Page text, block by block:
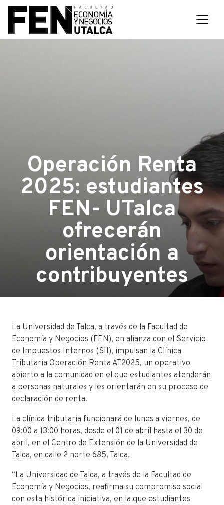
Operación Renta
2025: estudiantes
FEN- UTalca
ofrecerán
orientación a
contribuyentes
La Universidad de Talca, a través de la Facultad de
Economía y Negocios (FEN), en alianza con el Servicio
de Impuestos Internos (SII), impulsan la Clínica
Tributaria Operación Renta AT2025, un operativo
abierto a la comunidad en el que estudiantes atenderán
a personas naturales y les orientarán en su proceso de
declaración de renta.
La clínica tributaria funcionará de lunes a viernes, de
09:00 a 13:00 horas, desde el 01 de abril hasta el 30 de
abril, en el Centro de Extensión de la Universidad de
Talca, en calle 2 norte 685, Talca.
“La Universidad de Talca, a través de la Facultad de
Economía y Negocios, reafirma su compromiso social
con esta histórica iniciativa, en la que estudiantes